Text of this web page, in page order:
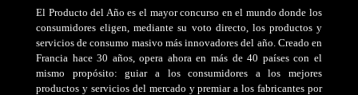
El Producto del Año es el mayor concurso en el mundo donde los
consumidores eligen, mediante su voto directo, los productos y
servicios de consumo masivo más innovadores del año. Creado en
Francia hace 30 años, opera ahora en más de 40 países con el
mismo propósito: guiar a los consumidores a los mejores
productos y servicios del mercado y premiar a los fabricantes por